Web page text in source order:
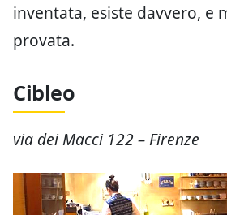
inventata, esiste davvero, e
provata.
Cibleo
via dei Macci 122 – Firenze